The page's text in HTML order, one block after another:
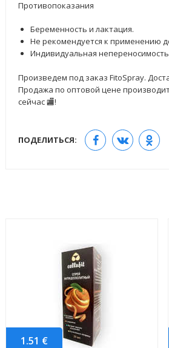
Противопоказания
Беременность и лактация.
Не рекомендуется к применению
Индивидуальная
Произведем под заказ FitoSpray.
Продажа по оптовой цене
сейчас 🏬!
ПОДЕЛИТЬСЯ:
1.51 €